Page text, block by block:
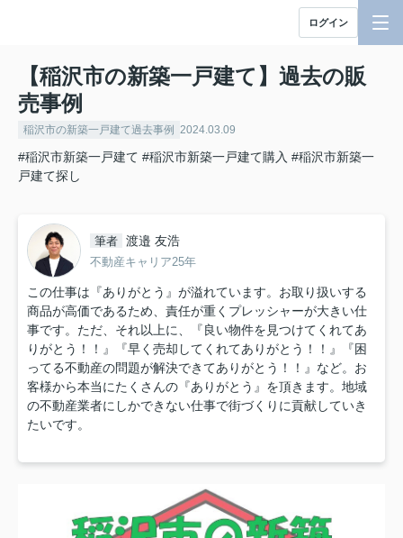
ログイン
【稲沢市の新築一戸建て】過去の販
売事例
稲沢市の新築一戸建て過去事例 2024.03.09
#稲沢市新築一戸建て #稲沢市新築一戸建て購入 #稲沢市新築一
戸建て探し
筆者 渡邉 友浩
不動産キャリア25年
この仕事は『ありがとう』が溢れています。お取り扱いする
商品が高価であるため、責任が重くプレッシャーが大きい仕
事です。ただ、それ以上に、『良い物件を見つけてくれてあ
りがとう！！』『早く売却してくれてありがとう！！』『困
ってる不動産の問題が解決できてありがとう！！』など。お
客様から本当にたくさんの『ありがとう』を頂きます。地域
の不動産業者にしかできない仕事で街づくりに貢献していき
たいです。